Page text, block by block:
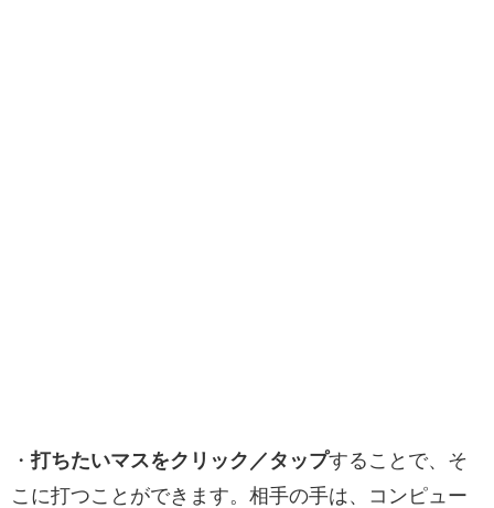
・打ちたいマスをクリック／タップすることで、そ
こに打つことができます。相手の手は、コンピュー